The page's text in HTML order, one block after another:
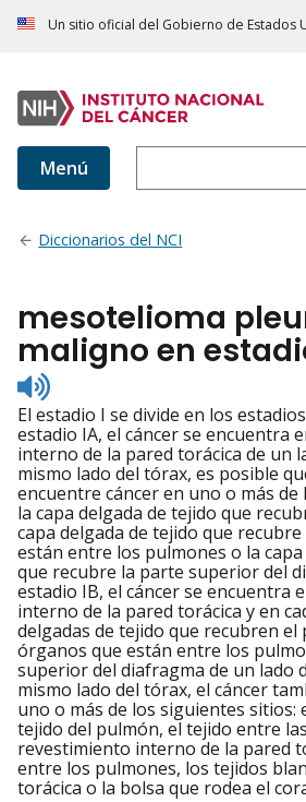
Un sitio oficial del Gobierno de Estados
Menú
Diccionarios del NCI
mesotelioma
maligno en
Listen
to
pronunciation
El estadio I se divide en los
estadio IA, el cáncer se encuentra
interno de la pared torácica de un
mismo lado del tórax, es posible
encuentre cáncer en uno o más
la capa delgada de tejido que
capa delgada de tejido que
están entre los pulmones o la
que recubre la parte superior del
estadio IB, el cáncer se encuentra
interno de la pared torácica y en
delgadas de tejido que recubren el
órganos que están entre los
superior del diafragma de un lado
mismo lado del tórax, el cáncer
uno o más de los siguientes sitios:
tejido del pulmón, el tejido entre
revestimiento interno de la pared
entre los pulmones, los tejidos
torácica o la bolsa que rodea el